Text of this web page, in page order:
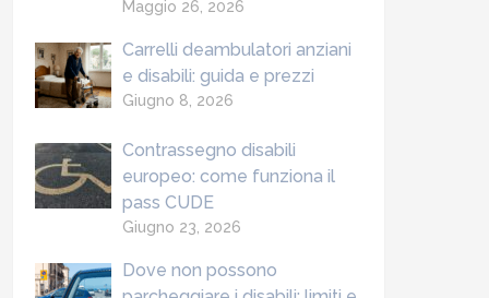
Maggio 26, 2026
Carrelli deambulatori anziani
e disabili: guida e prezzi
Giugno 8, 2026
Contrassegno disabili
europeo: come funziona il
pass CUDE
Giugno 23, 2026
Dove non possono